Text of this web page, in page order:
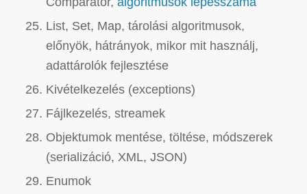
List, Set, Map, tárolási algoritmusok,
előnyök, hátrányok, mikor mit használj,
adattárolók fejlesztése
Kivételkezelés (exceptions)
Fájlkezelés, streamek
Objektumok mentése, töltése, módszerek
(serializáció, XML, JSON)
Enumok